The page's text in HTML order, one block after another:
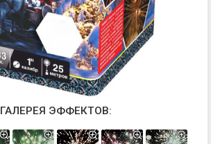
ГАЛЕРЕЯ ЭФФЕКТОВ: